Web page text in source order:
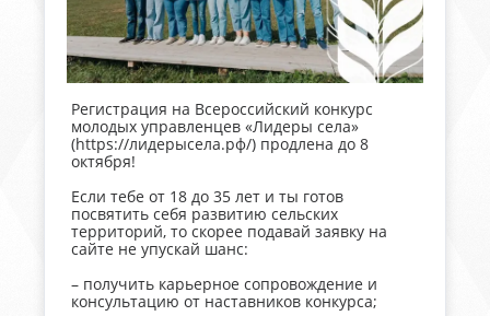
Регистрация на Всероссийский конкурс
молодых управленцев «Лидеры села»
(https://лидерысела.рф/) продлена до 8
октября!
Если тебе от 18 до 35 лет и ты готов
посвятить себя развитию сельских
территорий, то скорее подавай заявку на
сайте не упускай шанс:
– получить карьерное сопровождение и
консультацию от наставников конкурса;